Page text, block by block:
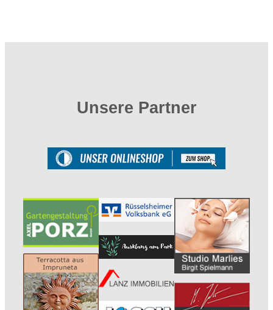
Unsere Partner